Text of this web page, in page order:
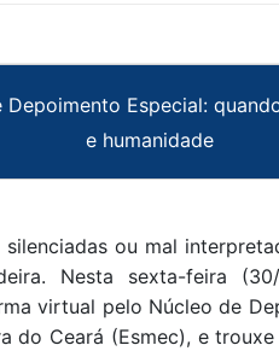
Depoimento Especial:
e humanidade
ou mal
Nesta sexta-feira
virtual pelo Núcleo de
do Ceará (Esmec), e